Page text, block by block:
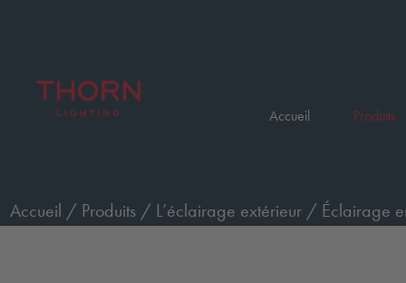
Accueil Produits
Accueil / Produits / L’éclairage extérieur / Éclairage